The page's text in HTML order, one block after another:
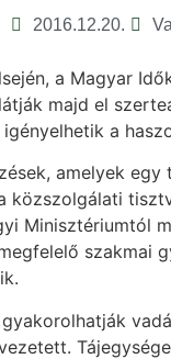
2016.12.20.
a Magyar
majd el
a
amelyek
közszolgálati